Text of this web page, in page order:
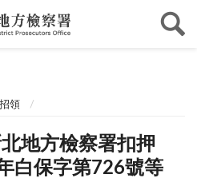
領
地方檢察署扣押
白保字第726號等